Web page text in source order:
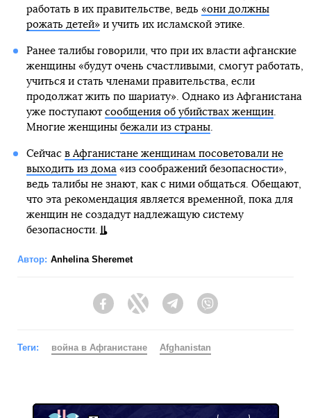
работать в их правительстве, ведь «они должны
рожать детей»и учить их исламской этике.
Ранее талибы говорили, что при их власти афганские
женщины «будут очень счастливыми, смогут работать,
учиться и стать членами правительства, если
продолжат жить по шариату». Однако из Афганистана
уже поступают сообщения об убийствах женщин.
Многие женщины бежали из страны.
Сейчас в Афганистане женщинам посоветовали не
выходить из дома «из соображений безопасности»,
ведь талибы не знают, как с ними общаться. Обещают,
что эта рекомендация является временной, пока для
женщин не создадут надлежащую систему
безопасности.
Автор: Anhelina Sheremet
FacebookTwitter Telegram
Теги: война в Афганистане Afghanistan